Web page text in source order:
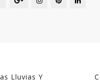
Lluvias Y